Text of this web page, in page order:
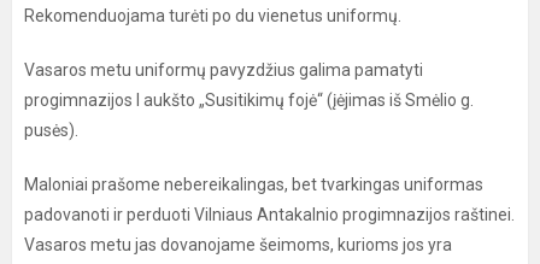
Rekomenduojama turėti po du vienetus uniformų.
Vasaros metu uniformų pavyzdžius galima pamatyti
progimnazijos I aukšto „Susitikimų fojė“ (įėjimas iš Smėlio g.
pusės).
Maloniai prašome nebereikalingas, bet tvarkingas uniformas
padovanoti ir perduoti Vilniaus Antakalnio progimnazijos raštinei.
Vasaros metu jas dovanojame šeimoms, kurioms jos yra